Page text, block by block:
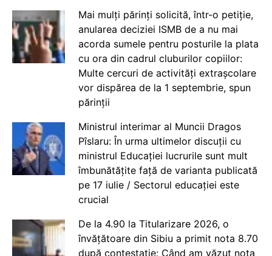
Mai mulți părinți solicită, într-o petiție,
anularea deciziei ISMB de a nu mai
acorda sumele pentru posturile la plata
cu ora din cadrul cluburilor copiilor:
Multe cercuri de activități extrașcolare
vor dispărea de la 1 septembrie, spun
părinții
Ministrul interimar al Muncii Dragos
Pîslaru: În urma ultimelor discuții cu
ministrul Educației lucrurile sunt mult
îmbunătățite față de varianta publicată
pe 17 iulie / Sectorul educației este
crucial
De la 4.90 la Titularizare 2026, o
învățătoare din Sibiu a primit nota 8.70
după contestație: Când am văzut nota